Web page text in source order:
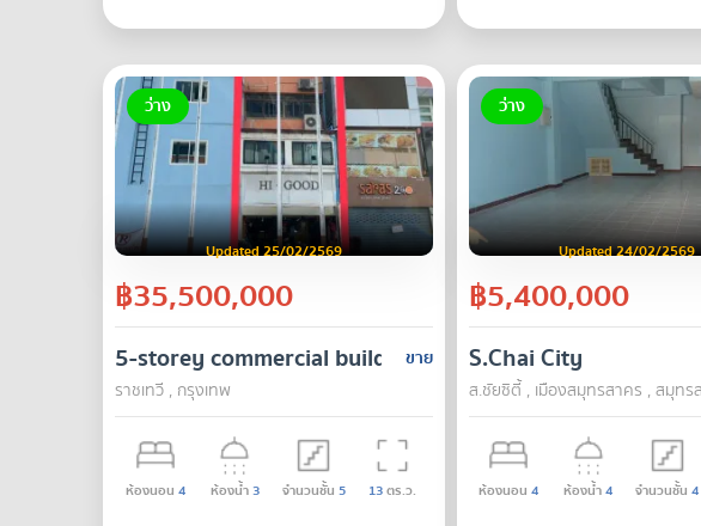
ว่าง
Updated 25/02/2569
฿35,500,000
ขาย
5-storey commercial building next to Indra Hotel,
ราชเทวี , กรุงเทพ
ห้องนอน 4 ห้องน้ำ3 จำนวนชั้น 5 13ตร.ว.
ว่าง
Updated 24/02/2569
฿5,400,000
S.Chai City
ส.ชัยซิตี้ , เมืองสมุทรสาคร , สมุทร
ห้องนอน 4 ห้องน้ำ4 จำนวนชั้น 4